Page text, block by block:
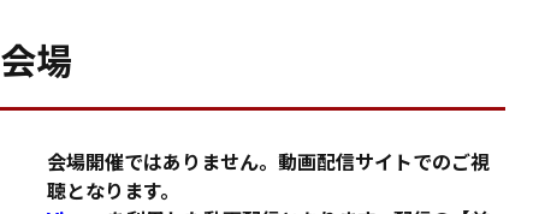
会場
会場開催ではありません。動画配信サイトでのご視
聴となります。